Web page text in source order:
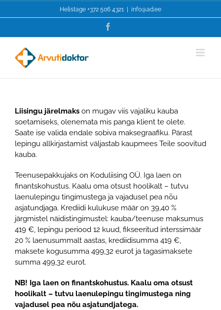
to
Helistage +372 506 4321 info@ad.ee
Liisingu järelmaks on mugav viis vajaliku kauba
soetamiseks, olenemata mis panga klient te olete.
Saate ise valida endale sobiva maksegraafiku. Pärast
lepingu allkirjastamist väljastab kaupmees Teile soovitud
kauba.
Teenusepakkujaks on Koduliising OÜ. Iga laen on
finantskohustus. Kaalu oma otsust hoolikalt – tutvu
laenulepingu tingimustega ja vajadusel pea nõu
asjatundjaga. Krediidi kulukuse määr on 39,40 %
järgmistel näidistingimustel: kauba/teenuse maksumus
419 €, lepingu periood 12 kuud, fikseeritud interssimäär
20 % laenusummalt aastas, krediidisumma 419 €,
maksete kogusumma 499,32 eurot ja tagasimaksete
summa 499,32 eurot.
NB! Iga laen on finantskohustus. Kaalu oma otsust
hoolikalt – tutvu laenulepingu tingimustega ning
vajadusel pea nõu asjatundjatega.